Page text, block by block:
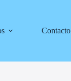
Contacto